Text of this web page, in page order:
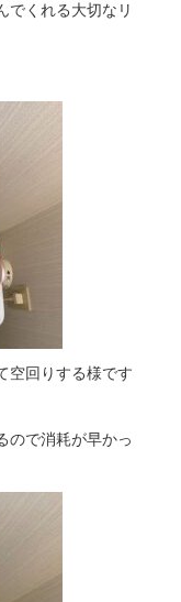
でくれる大切なリ
空回りする様です
ので消耗が早かっ